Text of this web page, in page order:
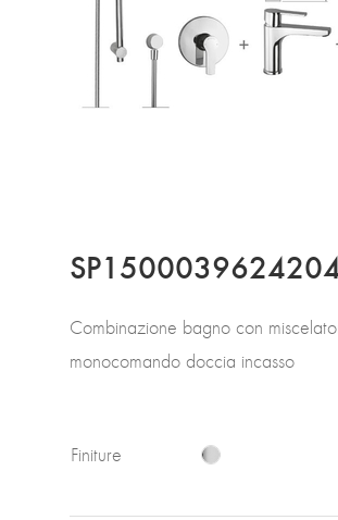
Combinazione bagno con
monocomando doccia incasso
Finiture